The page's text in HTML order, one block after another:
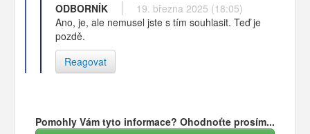
ODBORNÍK
19. března 2025 (18:05)
Ano, je, ale nemusel jste s tím souhlasit. Teď je
pozdě.
Reagovat
Pomohly Vám tyto informace? Ohodnoťte prosím...